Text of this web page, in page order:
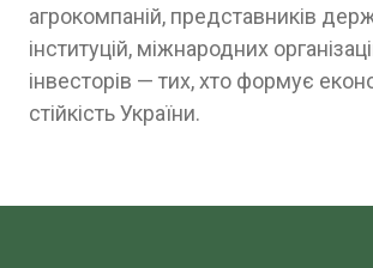
агрокомпаній, представників
інституцій, міжнародних
інвесторів — тих, хто формує
стійкість України.